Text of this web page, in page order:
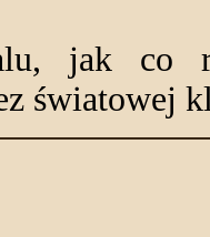
jak
światowej